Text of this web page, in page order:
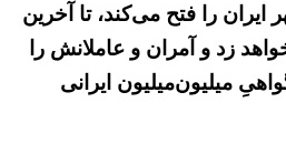
را فتح می‌کند، تا آخرین
زد و آمران و عاملانش را
میلیون‌میلیون ایرانی